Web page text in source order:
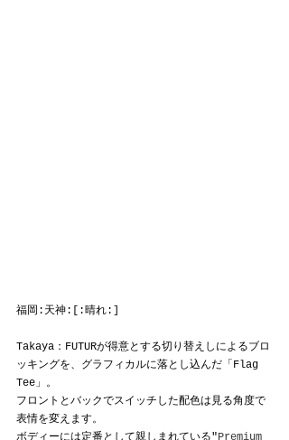
福岡:天神:[:晴れ:]
Takaya： FUTURが得意とする切り替えしによるブロ
ッキングを、グラフィカルに落とし込んだ「Flag
Tee」。
フロントとバックでスイッチした配色は見る角度で
表情を変えます。
ボディーには定番として親しまれている"Premium